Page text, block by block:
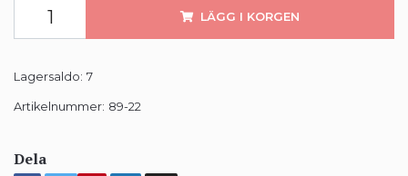
LÄGG I KORGEN
Lagersaldo: 7
Artikelnummer: 89-22
Dela